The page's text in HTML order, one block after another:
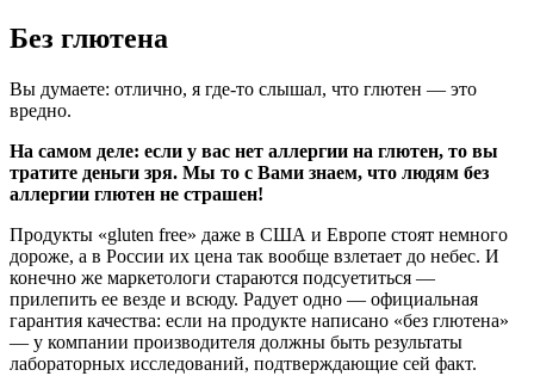
Без глютена
Вы думаете: отлично, я где-то слышал, что глютен — это
вредно.
На самом деле: если у вас нет аллергии на глютен, то вы
тратите деньги зря. Мы то с Вами знаем, что людям без
аллергии глютен не страшен!
Продукты «gluten free» даже в США и Европе стоят немного
дороже, а в России их цена так вообще взлетает до небес. И
конечно же маркетологи стараются подсуетиться —
прилепить ее везде и всюду. Радует одно — официальная
гарантия качества: если на продукте написано «без глютена»
— у компании производителя должны быть результаты
лабораторных исследований, подтверждающие сей факт.